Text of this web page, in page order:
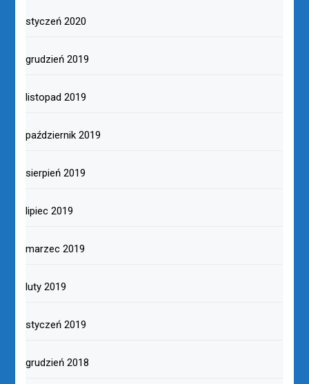
styczeń 2020
grudzień 2019
listopad 2019
październik 2019
sierpień 2019
lipiec 2019
marzec 2019
luty 2019
styczeń 2019
grudzień 2018